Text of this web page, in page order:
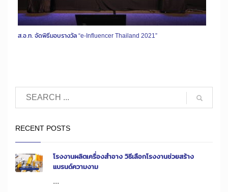
ส.อ.ท. จัดพิธีมอบรางวัล “e-Influencer Thailand 2021”
RECENT POSTS
โรงงานผลิตเครื่องสำอาง วิธีเลือกโรงงานช่วยสร้าง
แบรนด์ความงาม
...